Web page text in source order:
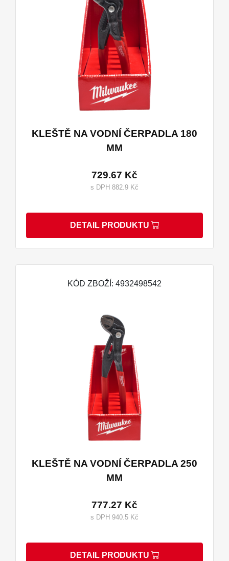
KLEŠTĚ NA VODNÍ ČERPADLA 180
MM
729.67 Kč
s DPH 882.9 Kč
DETAIL PRODUKTU
KÓD ZBOŽÍ: 4932498542
KLEŠTĚ NA VODNÍ ČERPADLA 250
MM
777.27 Kč
s DPH 940.5 Kč
DETAIL PRODUKTU